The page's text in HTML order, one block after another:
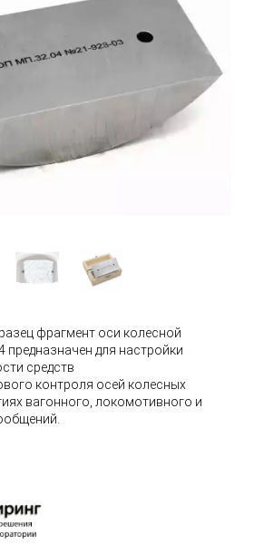
фрагмент оси колесной
для настройки
средств
контроля осей колесных
вагонного, локомотивного и